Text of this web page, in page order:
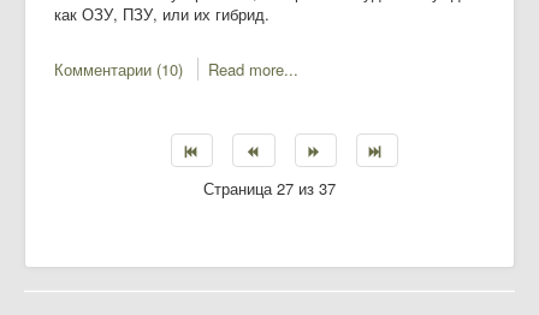
как ОЗУ, ПЗУ, или их гибрид.
Комментарии (10) Read more...
Страница 27 из 37